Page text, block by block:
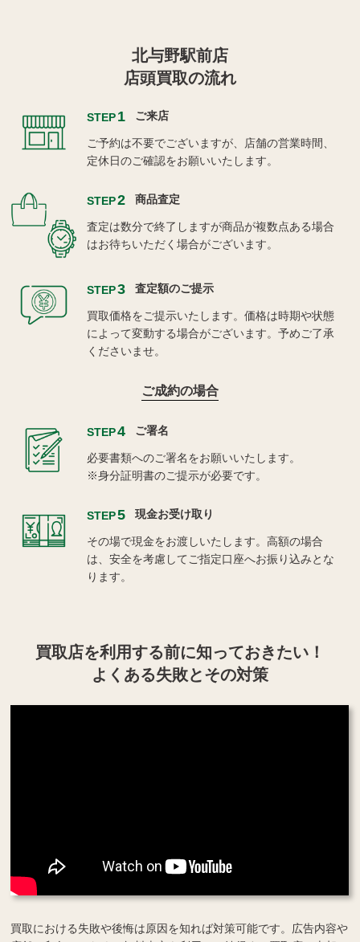
北与野駅前店
店頭買取の流れ
STEP1 ご来店
ご予約は不要でございますが、店舗の営業時間、
定休日のご確認をお願いいたします。
STEP2 商品査定
査定は数分で終了しますが商品が複数点ある場合
はお待ちいただく場合がございます。
STEP3 査定額のご提示
買取価格をご提示いたします。価格は時期や状態
によって変動する場合がございます。予めご了承
くださいませ。
ご成約の場合
STEP4 ご署名
必要書類へのご署名をお願いいたします。
※身分証明書のご提示が必要です。
STEP5 現金お受け取り
その場で現金をお渡しいたします。高額の場合
は、安全を考慮してご指定口座へお振り込みとな
ります。
買取店を利用する前に知っておきたい！
よくある失敗とその対策
買取における失敗や後悔は原因を知れば対策可能です。広告内容や